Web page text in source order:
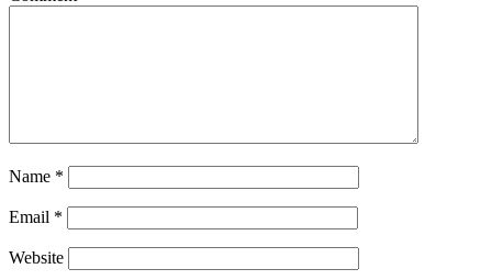
Name *
Email *
Website